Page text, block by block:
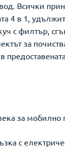
Всички
4 в 1,
с филтър,
за
за мобилно
с